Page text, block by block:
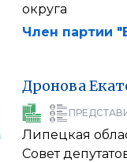
округа
Член партии
Дронова
Липецкая
Совет